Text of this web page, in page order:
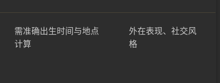
需准确出生时间与地点
计算
外在表现、社交风
格